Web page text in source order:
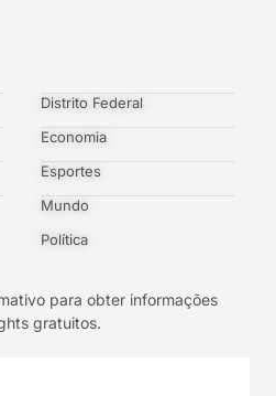
Distrito Federal
Economia
Esportes
Mundo
Política
para obter informações
gratuitos.